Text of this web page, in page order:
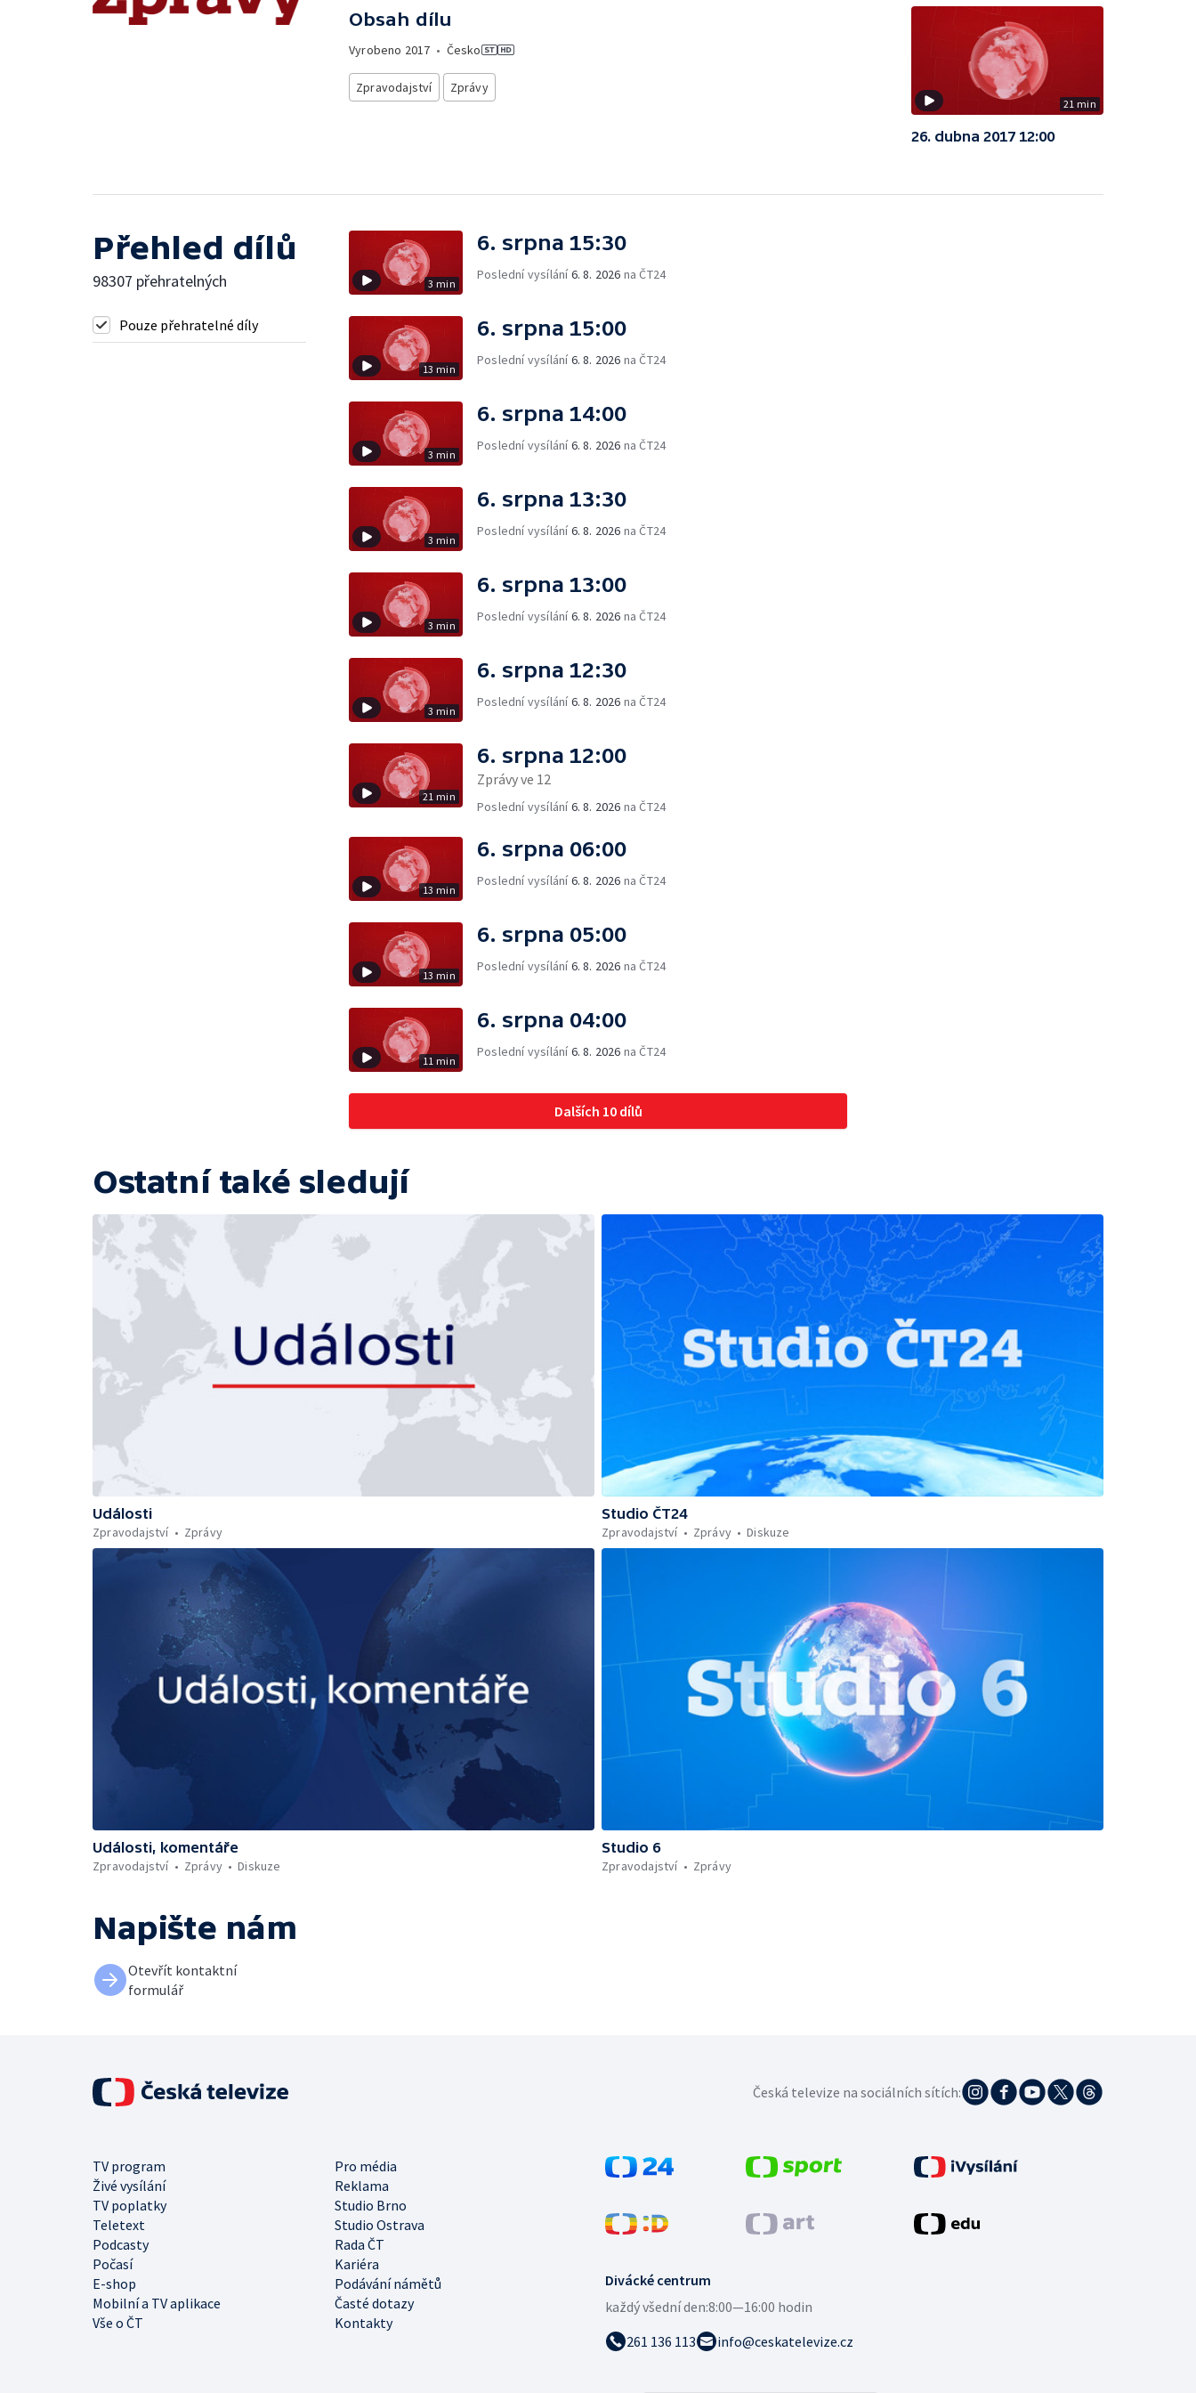
Obsah dílu
Vyrobeno 2017 • Česko
Zpravodajství Zprávy
21 min
26. dubna 2017 12:00
Přehled dílů
98307 přehratelných
Pouze přehratelné díly
3 min
6. srpna 15:30
Poslední vysílání6. 8. 2026 na ČT24
13 min
6. srpna 15:00
Poslední vysílání6. 8. 2026 na ČT24
3 min
6. srpna 14:00
Poslední vysílání6. 8. 2026 na ČT24
3 min
6. srpna 13:30
Poslední vysílání6. 8. 2026 na ČT24
3 min
6. srpna 13:00
Poslední vysílání6. 8. 2026 na ČT24
3 min
6. srpna 12:30
Poslední vysílání6. 8. 2026 na ČT24
21 min
6. srpna 12:00
Zprávy ve 12
Poslední vysílání6. 8. 2026 na ČT24
13 min
6. srpna 06:00
Poslední vysílání6. 8. 2026 na ČT24
13 min
6. srpna 05:00
Poslední vysílání6. 8. 2026 na ČT24
11 min
6. srpna 04:00
Poslední vysílání6. 8. 2026 na ČT24
Dalších 10 dílů
Ostatní také sledují
Události
Zpravodajství
Zprávy
Studio ČT24
Zpravodajství
Zprávy Diskuze
Události, komentáře
Zpravodajství
Zprávy Diskuze
Studio 6
Zpravodajství
Zprávy
Napište nám
Otevřít kontaktní
formulář
Divácké centrum
každý všední den:8:00—16:00 hodin
261 136 113
info@ceskatelevize.cz
TV program
Pro média
Živé vysílání
Reklama
TV poplatky
Studio Brno
Teletext
Studio Ostrava
Podcasty
Rada ČT
Počasí
Kariéra
E-shop
Podávání námětů
Mobilní a TV aplikace
Časté dotazy
Vše o ČT
Kontakty
Česká televize na sociálních sítích: